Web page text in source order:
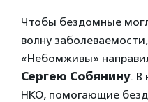
Чтобы бездомные
волну
«Небомживы»
Сергею Собянину. В
НКО, помогающие